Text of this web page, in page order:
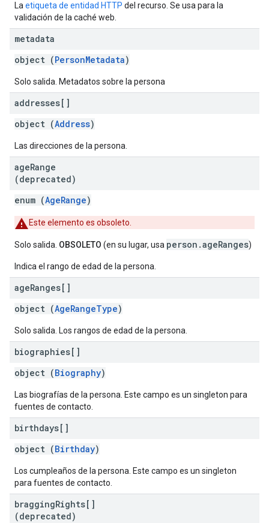
La etiqueta de entidad HTTP del recurso. Se usa para la
validación de la caché web.
metadata
object (PersonMetadata)
Solo salida. Metadatos sobre la persona
addresses[]
object (Address)
Las direcciones de la persona.
ageRange
(deprecated)
enum (AgeRange)
Este elemento es obsoleto.
Solo salida. OBSOLETO (en su lugar, usa person.ageRanges)
Indica el rango de edad de la persona.
ageRanges[]
object (AgeRangeType)
Solo salida. Los rangos de edad de la persona.
biographies[]
object (Biography)
Las biografías de la persona. Este campo es un singleton para
fuentes de contacto.
birthdays[]
object (Birthday)
Los cumpleaños de la persona. Este campo es un singleton
para fuentes de contacto.
braggingRights[]
(deprecated)